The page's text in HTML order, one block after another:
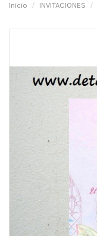
Inicio INVITACIONES